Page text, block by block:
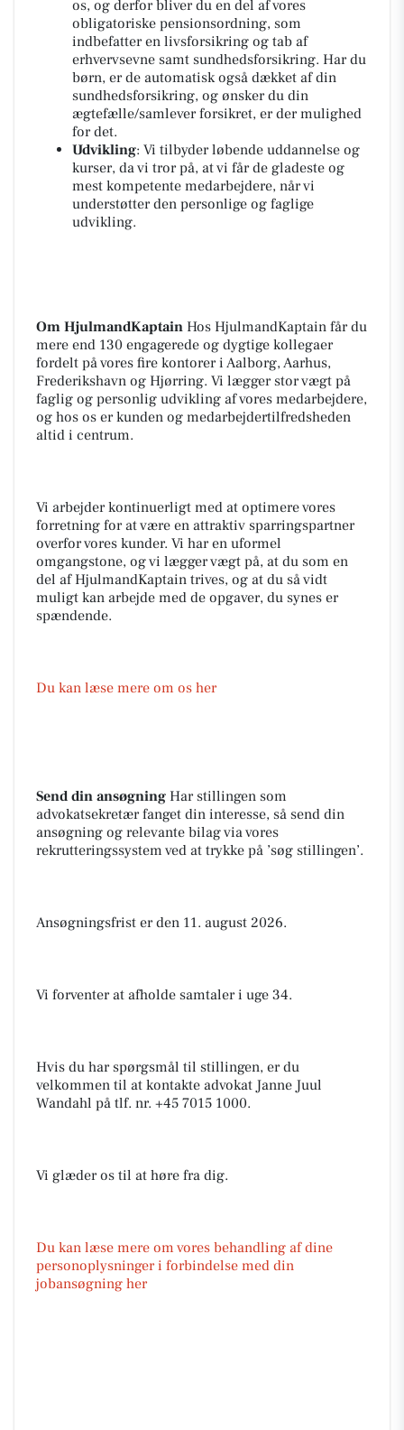
os, og derfor bliver du en del af vores
obligatoriske pensionsordning, som
indbefatter en livsforsikring og tab af
erhvervsevne samt sundhedsforsikring. Har du
børn, er de automatisk også dækket af din
sundhedsforsikring, og ønsker du din
ægtefælle/samlever forsikret, er der mulighed
for det.
Udvikling: Vi tilbyder løbende uddannelse og
kurser, da vi tror på, at vi får de gladeste og
mest kompetente medarbejdere, når vi
understøtter den personlige og faglige
udvikling.
Om HjulmandKaptain Hos HjulmandKaptain får du
mere end 130 engagerede og dygtige kollegaer
fordelt på vores fire kontorer i Aalborg, Aarhus,
Frederikshavn og Hjørring. Vi lægger stor vægt på
faglig og personlig udvikling af vores medarbejdere,
og hos os er kunden og medarbejdertilfredsheden
altid i centrum.
Vi arbejder kontinuerligt med at optimere vores
forretning for at være en attraktiv sparringspartner
overfor vores kunder. Vi har en uformel
omgangstone, og vi lægger vægt på, at du som en
del af HjulmandKaptain trives, og at du så vidt
muligt kan arbejde med de opgaver, du synes er
spændende.
Du kan læse mere om os her
Send din ansøgning Har stillingen som
advokatsekretær fanget din interesse, så send din
ansøgning og relevante bilag via vores
rekrutteringssystem ved at trykke på ’søg stillingen’.
Ansøgningsfrist er den 11. august 2026.
Vi forventer at afholde samtaler i uge 34.
Hvis du har spørgsmål til stillingen, er du
velkommen til at kontakte advokat Janne Juul
Wandahl på tlf. nr. +45 7015 1000.
Vi glæder os til at høre fra dig.
Du kan læse mere om vores behandling af dine
personoplysninger i forbindelse med din
jobansøgning her